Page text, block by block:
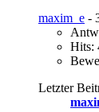
maxim_e -
Hits:
Letzter